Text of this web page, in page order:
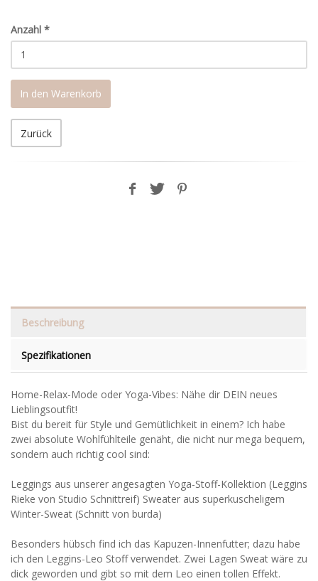
Anzahl *
In den Warenkorb
Zurück
Beschreibung
Spezifikationen
Home-Relax-Mode oder Yoga-Vibes: Nähe dir DEIN neues
Lieblingsoutfit!
Bist du bereit für Style und Gemütlichkeit in einem? Ich habe
zwei absolute Wohlfühlteile genäht, die nicht nur mega bequem,
sondern auch richtig cool sind:
Leggings aus unserer angesagten Yoga-Stoff-Kollektion (Leggins
Rieke von Studio Schnittreif) Sweater aus superkuscheligem
Winter-Sweat (Schnitt von burda)
Besonders hübsch find ich das Kapuzen-Innenfutter; dazu habe
ich den Leggins-Leo Stoff verwendet. Zwei Lagen Sweat wäre zu
dick geworden und gibt so mit dem Leo einen tollen Effekt.